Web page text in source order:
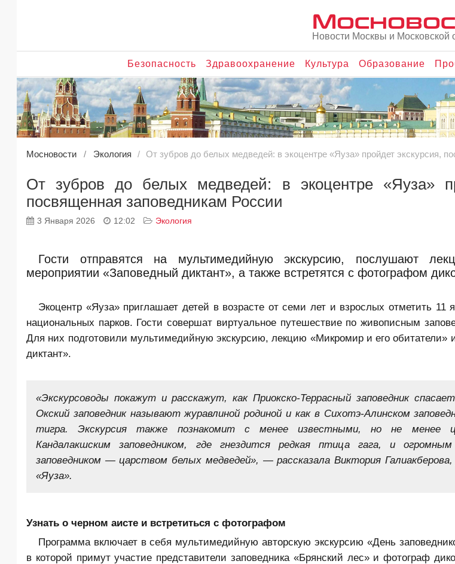
Новости Москвы и Московской
Безопасность Здравоохранение Культура Образование
Мосновости Экология От зубров до белых медведей: в экоцентре «Яуза» пройдет экскурсия,
От зубров до белых медведей: в экоцентре «Яуза»
посвященная заповедникам России
3 Января 2026 12:02 Экология
Гости отправятся на мультимедийную экскурсию, послушают
мероприятии «Заповедный диктант», а также встретятся с фотографом
Экоцентр «Яуза» приглашает детей в возрасте от семи лет и взрослых отметить 11
национальных парков. Гости совершат виртуальное путешествие по живописным
Для них подготовили мультимедийную экскурсию, лекцию «Микромир и его обитатели»
диктант».
«Экскурсоводы покажут и расскажут, как Приокско-Террасный заповедник
Окский заповедник называют журавлиной родиной и как в Сихотэ-Алинском
тигра. Экскурсия также познакомит с менее известными, но не менее
Кандалакшским заповедником, где гнездится редкая птица гага, и
заповедником — царством белых медведей», — рассказала Виктория Галиакберова,
«Яуза».
Узнать о черном аисте и встретиться с фотографом
Программа включает в себя мультимедийную авторскую экскурсию «День
в которой примут участие представители заповедника «Брянский лес» и фотограф